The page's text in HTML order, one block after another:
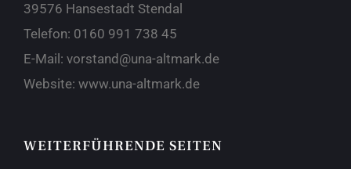
39576 Hansestadt Stendal
Telefon: 0160 991 738 45
E-Mail: vorstand@una-altmark.de
Website: www.una-altmark.de
WEITERFÜHRENDE SEITEN